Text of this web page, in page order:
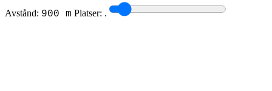
Avstånd: 900 m Platser: .